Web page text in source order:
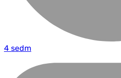
4 sedm